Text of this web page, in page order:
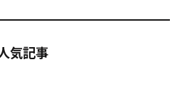
気記事